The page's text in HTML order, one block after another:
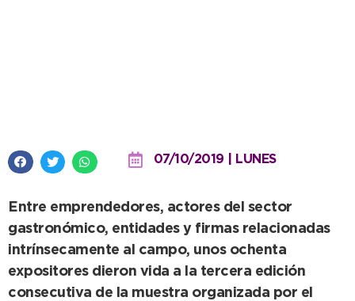
07/10/2019 | LUNES
Entre emprendedores, actores del sector
gastronómico, entidades y firmas relacionadas
intrínsecamente al campo, unos ochenta
expositores dieron vida a la tercera edición
consecutiva de la muestra organizada por el